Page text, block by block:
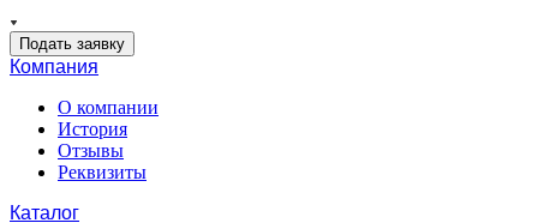
Подать заявку
Компания
О компании
История
Отзывы
Реквизиты
Каталог